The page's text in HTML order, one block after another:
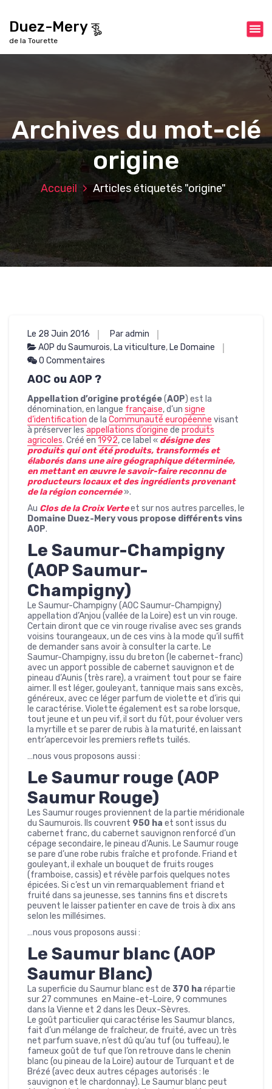
t
e
n
u
Duez-Mery কৣ
de la Tourette
Archives du mot-clé
origine
Accueil Articles étiquetés "origine"
Le 28 Juin 2016
Par admin
AOP du Saumurois, La viticulture, Le Domaine
0 Commentaires
AOC ou AOP ?
Appellation d’origine protégée(AOP) est la
dénomination, en langue française, d’un signe
d’identification de la Communauté européenne visant
à préserver les appellations d’origine de produits
agricoles. Créé en 1992, ce label « désigne des
produits qui ont été produits, transformés et
élaborés dans une aire géographique déterminée,
en mettant en œuvre le savoir-faire reconnu de
producteurs locaux et des ingrédients provenant
de la région concernée».
Au Clos de la Croix Verteet sur nos autres parcelles, le
Domaine Duez-Mery vous propose différents vins
AOP.
Le Saumur-Champigny
(AOP Saumur-
Champigny)
Le Saumur-Champigny (AOC Saumur-Champigny)
appellation d’Anjou (vallée de la Loire) est un vin rouge.
Certain diront que ce vin rouge rivalise avec ses grands
voisins tourangeaux, un de ces vins à la mode qu’il suffit
de demander sans avoir à consulter la carte. Le
Saumur-Champigny, issu du breton (le cabernet-franc)
avec un apport possible de cabernet sauvignon et de
pineau d’Aunis (très rare), a vraiment tout pour se faire
aimer. Il est léger, gouleyant, tannique mais sans excès,
généreux, avec ce léger parfum de violette et d’iris qui
le caractérise. Violette également est sa robe lorsque,
tout jeune et un peu vif, il sort du fût, pour évoluer vers
la myrtille et se parer de rubis à la maturité, en laissant
entr’apercevoir les premiers reflets tuilés.
…nous vous proposons aussi :
Le Saumur rouge (AOP
Saumur Rouge)
Les Saumur rouges proviennent de la partie méridionale
du Saumurois. Ils couvrent 950 ha et sont issus du
cabernet franc, du cabernet sauvignon renforcé d’un
cépage secondaire, le pineau d’Aunis. Le Saumur rouge
se pare d’une robe rubis fraîche et profonde. Friand et
gouleyant, il exhale un bouquet de fruits rouges
(framboise, cassis) et révèle parfois quelques notes
épicées. Si c’est un vin remarquablement friand et
fruité dans sa jeunesse, ses tannins fins et discrets
peuvent le laisser patienter en cave de trois à dix ans
selon les millésimes.
…nous vous proposons aussi :
Le Saumur blanc (AOP
Saumur Blanc)
La superficie du Saumur blanc est de 370 ha répartie
sur 27 communes en Maine-et-Loire, 9 communes
dans la Vienne et 2 dans les Deux-Sèvres.
Le goût particulier qui caractérise les Saumur blancs,
fait d’un mélange de fraîcheur, de fruité, avec un très
net parfum suave, n’est dû qu’au tuf (ou tuffeau), le
fameux goût de tuf que l’on retrouve dans le chenin
blanc (ou pineau de la Loire) autour de Turquant et de
Brézé (avec deux autres cépages autorisés : le
sauvignon et le chardonnay). Le Saumur blanc peut